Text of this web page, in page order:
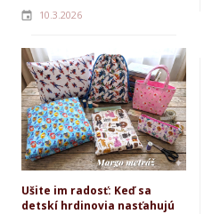
10.3.2026
Ušite im radosť: Keď sa
detskí hrdinovia nasťahujú